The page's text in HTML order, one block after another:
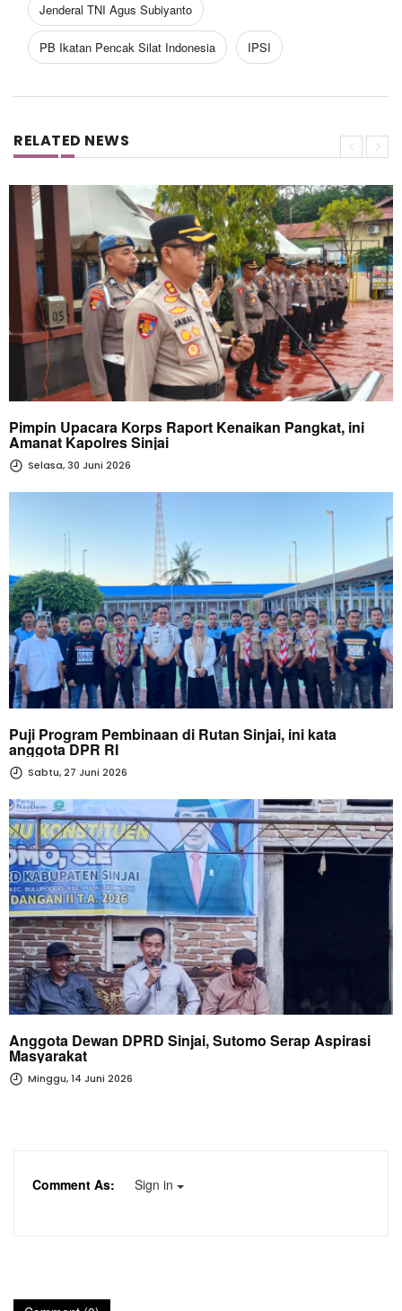
Jenderal TNI Agus Subiyanto
PB Ikatan Pencak Silat Indonesia IPSI
RELATED NEWS
Pimpin Upacara Korps Raport Kenaikan Pangkat, ini
Amanat Kapolres Sinjai
Selasa, 30 Juni 2026
Puji Program Pembinaan di Rutan Sinjai, ini kata
anggota DPR RI
Sabtu, 27 Juni 2026
Anggota Dewan DPRD Sinjai, Sutomo Serap Aspirasi
Masyarakat
Minggu, 14 Juni 2026
Comment As: Sign in